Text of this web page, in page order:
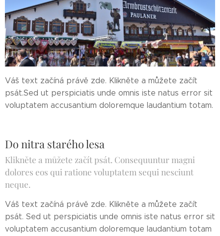
Váš text začíná právě zde. Klikněte a můžete začít
psát.Sed ut perspiciatis unde omnis iste natus error sit
voluptatem accusantium doloremque laudantium totam.
Do nitra starého lesa
Klikněte a můžete začít psát. Consequuntur magni
dolores eos qui ratione voluptatem sequi nesciunt
neque.
Váš text začíná právě zde. Klikněte a můžete začít
psát. Sed ut perspiciatis unde omnis iste natus error sit
voluptatem accusantium doloremque laudantium totam